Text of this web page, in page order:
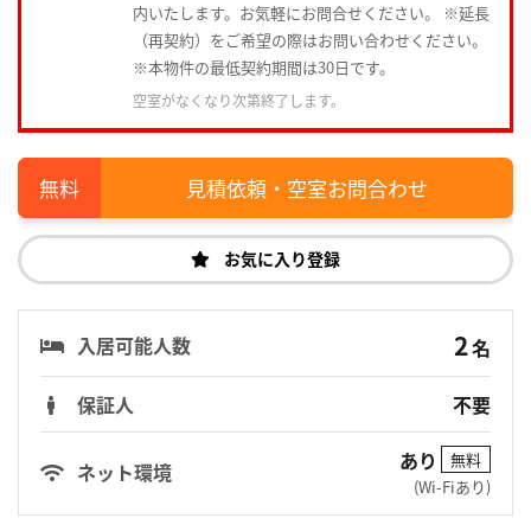
内いたします。お気軽にお問合せください。 ※延長
（再契約）をご希望の際はお問い合わせください。
※本物件の最低契約期間は30日です。
空室がなくなり次第終了します。
見積依頼・空室お問合わせ
お気に入り登録
入居可能人数 2名
保証人
不要
ネット環境 あり
無料
(Wi-Fiあり)